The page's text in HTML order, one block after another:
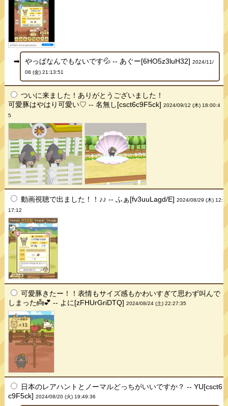
やっぱなんでもないです💦 -- あぐー[6HO5z3luH32] 2024/11/
08 (金) 21:13:51
ついに来ました！ありがとうございました！
可愛豚はやはり可愛い♡ -- 名無し[csct6c9F5ck]2024/09/12 (木) 18:00:4
5
動画視聴で出ました！！♪♪ -- ふぁ[fv3uuLagd/E]2024/08/29 (木) 12:
17:12
可愛豚きたー！！表情もサイズ感もかわいすぎて思わず叫んで
しまった👼💕 -- よに[zFHUrGriDTQ]2024/08/24 (土) 22:27:35
日本のレアハントとノーマルどっちがいいですか？ -- YU[csct6
c9F5ck]2024/08/20 (火) 19:49:36